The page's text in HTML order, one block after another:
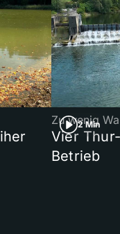
2 Min
Zu wenig
Vier
Betrieb